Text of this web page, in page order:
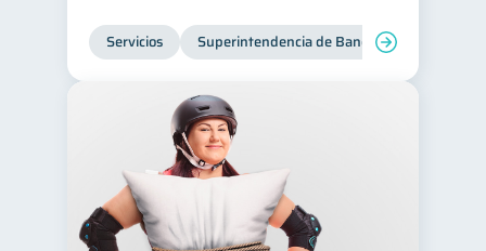
Servicios Superintendencia de Bancos